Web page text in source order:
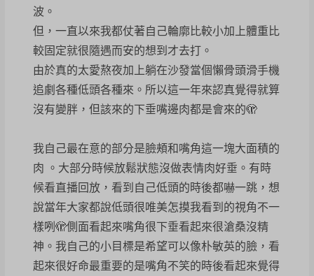
波。
但，一直以來我都仗著自己輪廓比較小加上體重比
較固定就很隨遇而安的想到才去打。
由於真的太愛熬夜加上躺在沙發當個懶骨頭滑手機
追劇各種低頭各種來。所以這一年來認真覺得就算
沒有變胖，但該來的下垂嘴邊肉都是會來的🫣
我自己最在意的部分是臉頰和嘴角這一塊大面積的
肉 。大部分時候放鬆狀態沒做表情肉好垂。有時
候看直播回放，看到自己低頭的時後都嚇一跳，想
說當年大家都說低頭很唯美怎摸我看到的視角不一
樣咧🫣側面看起來嘴角很下垂看起來很滄桑沒精
神。我自己的小目標是希望可以像朴敏英的臉，看
起來很好命最重要的是嘴角不笑的時後看起來覺得